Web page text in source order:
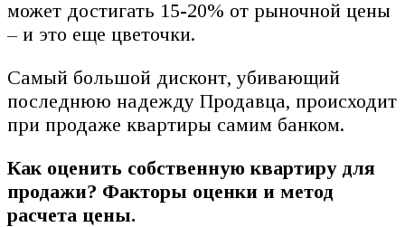
может достигать 15-20% от рыночной цены
– и это еще цветочки.
Самый большой дисконт, убивающий
последнюю надежду Продавца, происходит
при продаже квартиры самим банком.
Как оценить собственную квартиру для
продажи? Факторы оценки и метод
расчета цены.